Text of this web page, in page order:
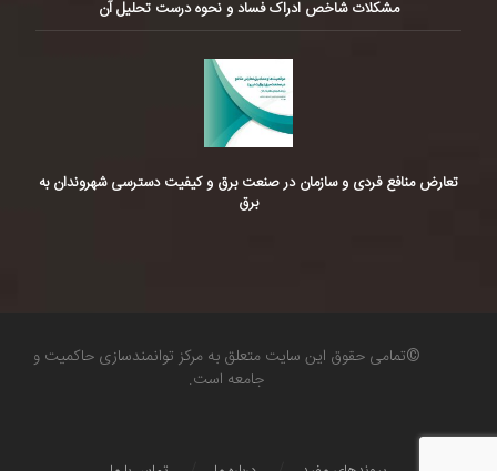
مشکلات شاخص ادراک فساد و نحوه درست تحلیل آن
تعارض منافع فردی و سازمان در صنعت برق و کیفیت دسترسی شهروندان به
برق
©تمامی حقوق این سایت متعلق به مرکز توانمندسازی حاکمیت و
جامعه است.